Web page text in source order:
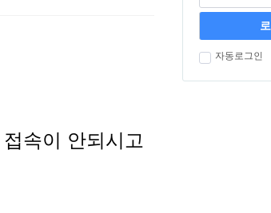
속이 안되시고
자동로그인